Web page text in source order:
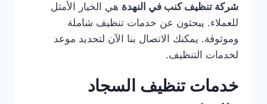
شركة تنظيف كنب في النهدة هي الخيار الأمثل
للعملاء. يبحثون عن خدمات تنظيف شاملة
وموثوقة. يمكنك الاتصال بنا الآن لتحديد موعد
لخدمات التنظيف.
خدمات تنظيف السجاد